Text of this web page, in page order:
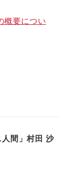
概要につい
人間」村田 沙